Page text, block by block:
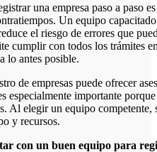
Un equipo
el riesgo de errores que
cumplir con todos los trámites
lo antes posible.
de empresas puede ofrecer
especialmente importante
Al elegir un equipo
y recursos.
con un buen equipo para